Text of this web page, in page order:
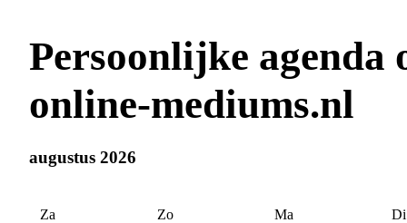
Persoonlijke agenda
online-mediums.nl
augustus 2026
Za Zo Ma Di